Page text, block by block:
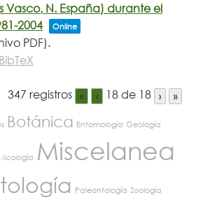
Vasco, N. España) durante el
2004
Online
PDF).
BibTeX
347 registros « ‹ 18 de 18 › »
Botánica Entomología Geología
Miscelanea
Paleontología Zoología